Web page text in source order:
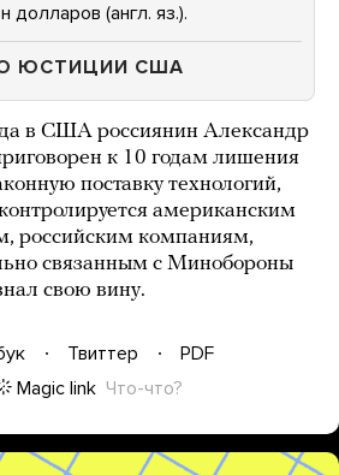
долларов (англ. яз.).
ЮСТИЦИИ США
в США россиянин Александр
к 10 годам лишения
поставку технологий,
американским
российским компаниям,
связанным с Минобороны
свою вину.
Твиттер
PDF
Magic link Что-что?